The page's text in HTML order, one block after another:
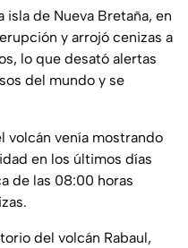
isla de Nueva Bretaña, en
y arrojó cenizas a
lo que desató alertas
del mundo y se
volcán venía mostrando
en los últimos días
de las 08:00 horas
del volcán Rabaul,